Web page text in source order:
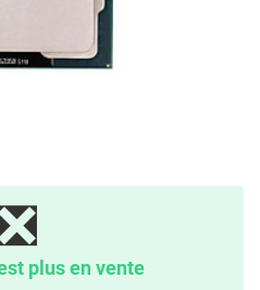
plus en vente